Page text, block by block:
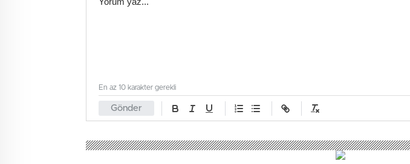
Gönder
En az 10 karakter gerekli